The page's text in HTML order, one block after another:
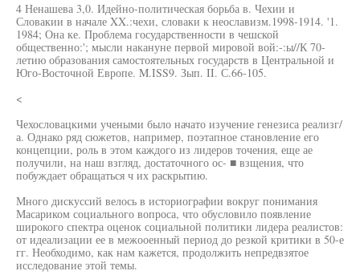
4 Ненашева 3,0. Идейно-политическая борьба в. Чехии и
Словакии в начале XX.:чехи, словаки к неославизм.1998-1914. '1.
1984; Она ке. Проблема государственности в чешской
общественно:'; мысли накануне первой мировой вой:-:ы//К 70-
летию образования самостоятельных государств в Центральной и
Юго-Восточной Европе. M.ISS9. Зып. II. С.66-105.
<
Чехословацкими учеными было начато изучение генезиса реализг/
а. Однако ряд сюжетов, например, поэтапное становление его
концепции, роль в этом каждого из лидеров точения, еще ае
получили, на наш взгляд, достаточного ос- ■ взщения, что
побуждает обращаться ч их раскрытию.
Много дискуссий велось в историографии вокруг понимания
Масариком социального вопроса, что обусловило появление
широкого спектра оценок социальной политики лидера реалистов:
от идеализации ее в межооенный период до резкой критики в 50-е
гг. Необходимо, как нам кажется, продолжить непредвзятое
исследование этой темы.